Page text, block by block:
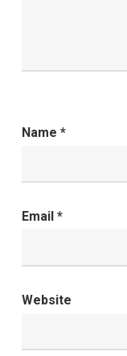
Name *
Email *
Website